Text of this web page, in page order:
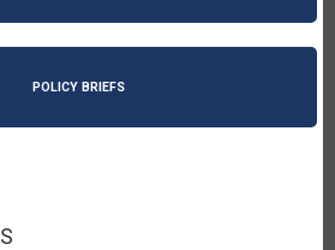
POLICY BRIEFS